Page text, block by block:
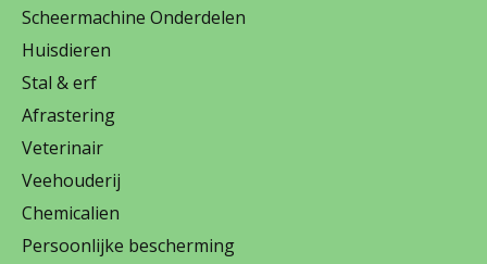
Scheermachine Onderdelen
Huisdieren
Stal & erf
Afrastering
Veterinair
Veehouderij
Chemicalien
Persoonlijke bescherming